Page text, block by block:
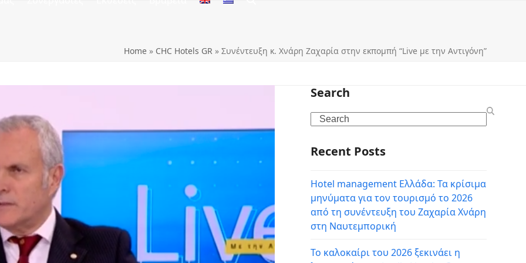
Home» CHC Hotels GR» Συνέντευξη κ. Χνάρη Ζαχαρία στην εκπομπή “Live με την Αντιγόνη”
Search
Search
Recent Posts
Hotel management Ελλάδα: Τα κρίσιμα
μηνύματα για τον τουρισμό το 2026
από τη συνέντευξη του Ζαχαρία Χνάρη
στη Ναυτεμπορική
Το καλοκαίρι του 2026 ξεκινάει η